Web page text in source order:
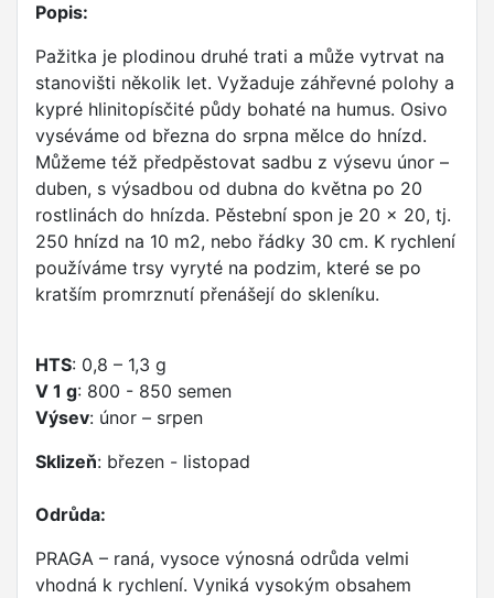
Popis:
Pažitka je plodinou druhé trati a může vytrvat na
stanovišti několik let. Vyžaduje záhřevné polohy a
kypré hlinitopísčité půdy bohaté na humus. Osivo
vyséváme od března do srpna mělce do hnízd.
Můžeme též předpěstovat sadbu z výsevu únor –
duben, s výsadbou od dubna do května po 20
rostlinách do hnízda. Pěstební spon je 20 x 20, tj.
250 hnízd na 10 m2, nebo řádky 30 cm. K rychlení
používáme trsy vyryté na podzim, které se po
kratším promrznutí přenášejí do skleníku.
HTS: 0,8 – 1,3 g
V 1 g: 800 - 850 semen
Výsev: únor – srpen
Sklizeň: březen - listopad
Odrůda:
PRAGA – raná, vysoce výnosná odrůda velmi
vhodná k rychlení. Vyniká vysokým obsahem